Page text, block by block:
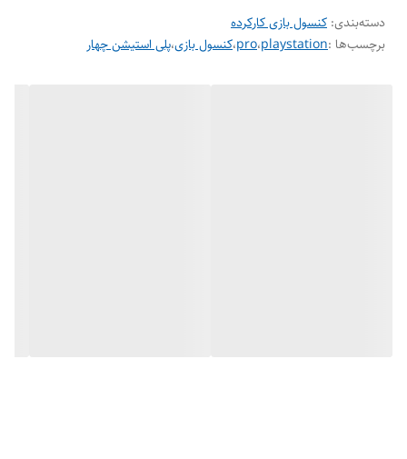
دسته‌بندی: کنسول بازی کارکرده
برچسب‌ها :playstation،pro،کنسول بازی،پلی استیشن چهار